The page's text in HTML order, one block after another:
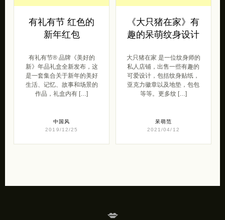
有礼有节 红色的
新年红包
有礼有节® 品牌《美好的
新》年品礼盒全新发布，这
是一套集合关于新年的美好
生活、记忆、故事和场景的
作品，礼盒内有 […]
中国风
2019/12/25
《大只猪在家》有
趣的呆萌纹身设计
大只猪在家 是一位纹身师的
私人店铺，出售一些有趣的
可爱设计，包括纹身贴纸，
亚克力徽章以及地垫，包包
等等。更多纹 […]
呆萌范
2021/04/12
💋